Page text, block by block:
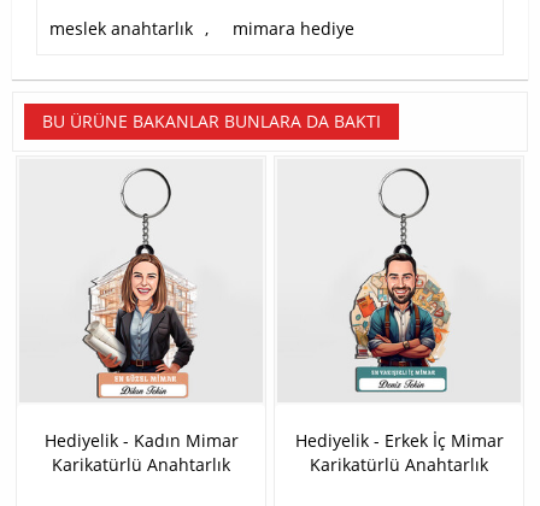
meslek anahtarlık , mimara hediye
BU ÜRÜNE BAKANLAR BUNLARA DA BAKTI
Hediyelik - Kadın Mimar
Karikatürlü Anahtarlık
Hediyelik - Erkek İç Mimar
Karikatürlü Anahtarlık